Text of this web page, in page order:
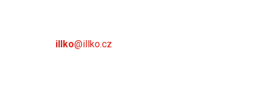
illko@illko.cz